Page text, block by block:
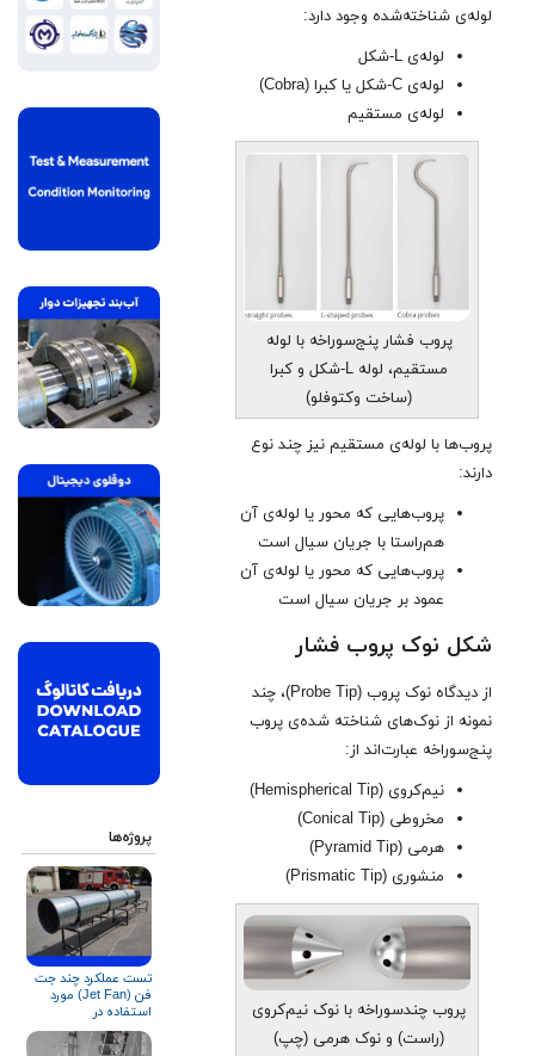
لوله‌ی شناخته‌شده وجود دارد:
لوله‌ی L-شکل
لوله‌ی C-شکل یا کبرا (Cobra)
لوله‌ی مستقیم
پروب فشار پنج‌سوراخه با لوله
مستقیم، لوله L-شکل و کبرا
(ساخت وکتوفلو)
پروب‌ها با لوله‌ی مستقیم نیز چند نوع
دارند:
پروب‌هایی که محور یا لوله‌ی آن
هم‌راستا با جریان سیال است
پروب‌هایی که محور یا لوله‌ی آن
عمود بر جریان سیال است
شکل نوک پروب فشار
از دیدگاه نوک پروب (Probe Tip)، چند
نمونه از نوک‌های شناخته شده‌ی پروب
پنج‌سوراخه عبارت‌اند از:
نیم‌کروی (Hemispherical Tip)
مخروطی (Conical Tip)
هرمی (Pyramid Tip)
منشوری (Prismatic Tip)
پروب چندسوراخه با نوک نیم‌کروی
(راست) و نوک هرمی (چپ)
پروژه‌ها
تست عملکرد چند جت
فن (Jet Fan) مورد
استفاده در
ایستگاه‌های
آتش‌نشانی